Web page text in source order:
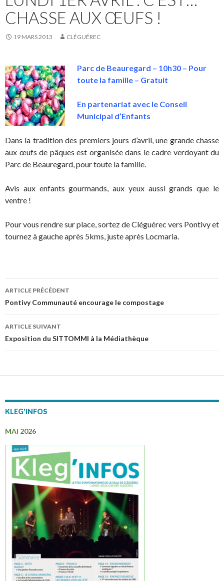
CHASSE AUX ŒUFS !
19 MARS 2013 CLÉGUÉREC
Parc de Beauregard – 10h30 – Pour
toute la famille – Gratuit
En partenariat avec le Conseil
Municipal d’Enfants
Dans la tradition des premiers jours d’avril, une grande chasse
aux œufs de pâques est organisée dans le cadre verdoyant du
Parc de Beauregard, pour toute la famille.
Avis aux enfants gourmands, aux yeux aussi grands que le
ventre !
Pour vous rendre sur place, sortez de Cléguérec vers Pontivy et
tournez à gauche après 5kms, juste après Locmaria.
Navigation
des
articles
ARTICLE PRÉCÉDENT
Pontivy Communauté encourage le compostage
ARTICLE SUIVANT
Exposition du SITTOMMI à la Médiathèque
KLEG'INFOS
MAI 2026